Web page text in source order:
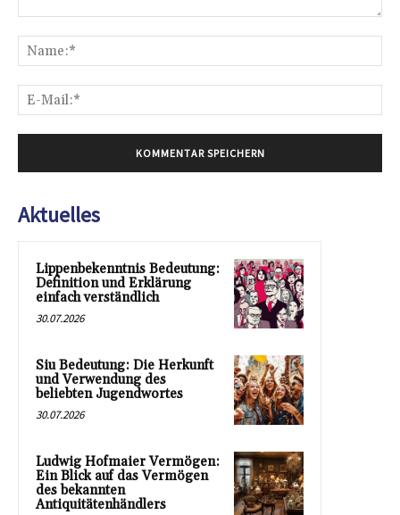
Aktuelles
Lippenbekenntnis Bedeutung:
Definition und Erklärung
einfach verständlich
30.07.2026
Siu Bedeutung: Die Herkunft
und Verwendung des
beliebten Jugendwortes
30.07.2026
Ludwig Hofmaier Vermögen:
Ein Blick auf das Vermögen
des bekannten
Antiquitätenhändlers